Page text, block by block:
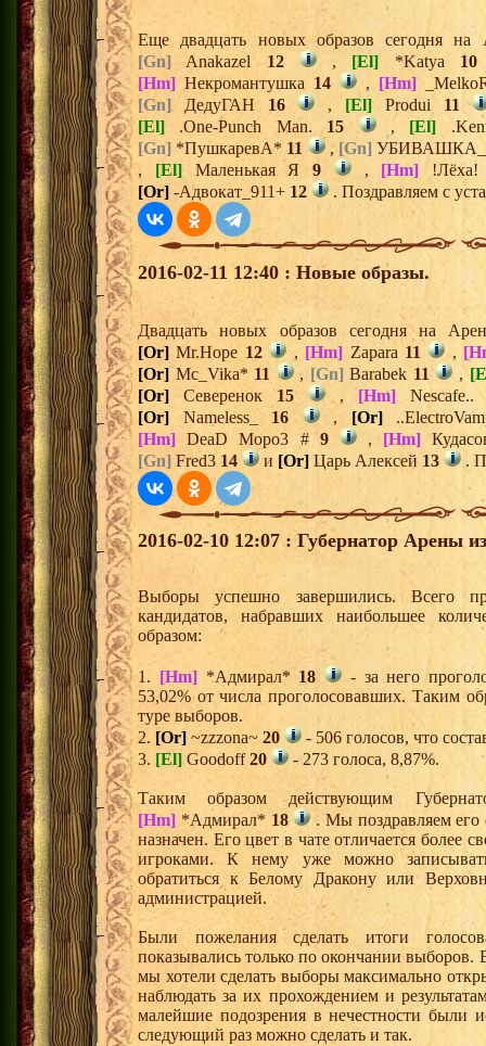
Еще двадцать новых образов сегодня
[Gn] Anakazel 12 , [El] *Katya 10
[Hm] Некромантушка 14 , [Hm]
[Gn] ДедуГАН 16 , [El] Produi 11
[El] .One-Punch Man. 15 , [El]
[Gn] *ПушкаревА* 11 , [Gn]
, [El]Маленькая Я 9 , [Hm]
[Or] -Адвокат_911+ 12 . Поздравляем с
2016-02-11 12:40 : Новые образы.
Двадцать новых образов сегодня на
[Or] Mr.Hope 12 , [Hm] Zapara 11 ,
[Or] Mc_Vika* 11 , [Gn] Barabek 11 ,
[Or] Северенок 15 , [Hm]
[Or] Nameless_ 16 , [Or]
[Hm] DeaD Mopo3 # 9 , [Hm]
[Gn] Fred3 14 и [Or] Царь Алексей 13 .
2016-02-10 12:07 : Губернатор Арены
Выборы успешно завершились. Всего
кандидатов, набравших наибольшее
образом:
1. [Hm] *Адмирал* 18
- за него
53,02% от числа проголосовавших. Таким
туре выборов.
2. [Or] ~zzzona~ 20
- 506 голосов, что
3. [El] Goodoff20 - 273 голоса, 8,87%.
Таким образом действующим
[Hm] *Адмирал* 18
. Мы поздравляем его
назначен. Его цвет в чате отличается более
игроками. К нему уже можно
обратиться к Белому Дракону или
администрацией.
Были пожелания сделать итоги
показывались только по окончании
мы хотели сделать выборы максимально
наблюдать за их прохождением и
малейшие подозрения в нечестности были
следующий раз можно сделать и так.